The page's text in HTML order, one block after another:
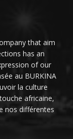
that aim
has an
of our
au BURKINA
la culture
africaine,
nos différentes